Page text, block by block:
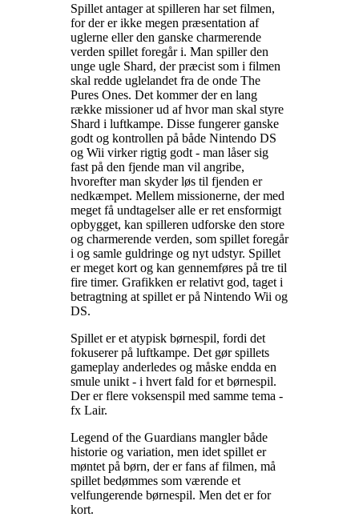
Spillet antager at spilleren har set filmen,
for der er ikke megen præsentation af
uglerne eller den ganske charmerende
verden spillet foregår i. Man spiller den
unge ugle Shard, der præcist som i filmen
skal redde uglelandet fra de onde The
Pures Ones. Det kommer der en lang
række missioner ud af hvor man skal styre
Shard i luftkampe. Disse fungerer ganske
godt og kontrollen på både Nintendo DS
og Wii virker rigtig godt - man låser sig
fast på den fjende man vil angribe,
hvorefter man skyder løs til fjenden er
nedkæmpet. Mellem missionerne, der med
meget få undtagelser alle er ret ensformigt
opbygget, kan spilleren udforske den store
og charmerende verden, som spillet foregår
i og samle guldringe og nyt udstyr. Spillet
er meget kort og kan gennemføres på tre til
fire timer. Grafikken er relativt god, taget i
betragtning at spillet er på Nintendo Wii og
DS.
Spillet er et atypisk børnespil, fordi det
fokuserer på luftkampe. Det gør spillets
gameplay anderledes og måske endda en
smule unikt - i hvert fald for et børnespil.
Der er flere voksenspil med samme tema -
fx Lair.
Legend of the Guardians mangler både
historie og variation, men idet spillet er
møntet på børn, der er fans af filmen, må
spillet bedømmes som værende et
velfungerende børnespil. Men det er for
kort.